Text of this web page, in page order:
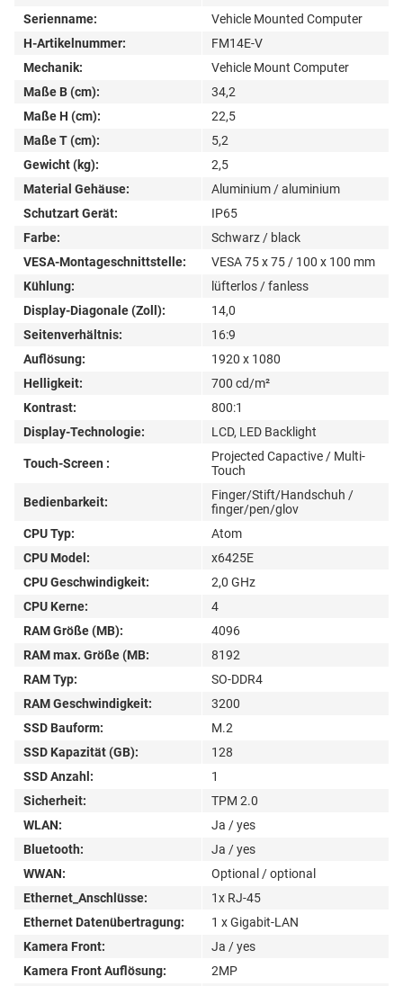
Serienname:
Vehicle Mounted Computer
H-Artikelnummer:
FM14E-V
Mechanik:
Vehicle Mount Computer
Maße B (cm):
34,2
Maße H (cm):
22,5
Maße T (cm):
5,2
Gewicht (kg):
2,5
Material Gehäuse:
Aluminium / aluminium
Schutzart Gerät:
IP65
Farbe:
Schwarz / black
VESA-Montageschnittstelle:
VESA 75 x 75 / 100 x 100 mm
Kühlung:
lüfterlos / fanless
Display-Diagonale (Zoll):
14,0
Seitenverhältnis:
16:9
Auflösung:
1920 x 1080
Helligkeit:
700 cd/m²
Kontrast:
800:1
Display-Technologie:
LCD, LED Backlight
Touch-Screen :
Projected Capactive / Multi-
Touch
Bedienbarkeit:
Finger/Stift/Handschuh /
finger/pen/glov
CPU Typ:
Atom
CPU Model:
x6425E
CPU Geschwindigkeit:
2,0 GHz
CPU Kerne:
4
RAM Größe (MB):
4096
RAM max. Größe (MB:
8192
RAM Typ:
SO-DDR4
RAM Geschwindigkeit:
3200
SSD Bauform:
M.2
SSD Kapazität (GB):
128
SSD Anzahl:
1
Sicherheit:
TPM 2.0
WLAN:
Ja / yes
Bluetooth:
Ja / yes
WWAN:
Optional / optional
Ethernet_Anschlüsse:
1x RJ-45
Ethernet Datenübertragung:
1 x Gigabit-LAN
Kamera Front:
Ja / yes
Kamera Front Auflösung:
2MP